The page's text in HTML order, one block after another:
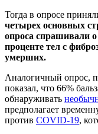
Тогда в опросе
четырех основных
опроса спрашивали
проценте тел с
умерших.
Аналогичный опрос,
показал, что 66%
обнаруживать
предполагает
против COVID-19,